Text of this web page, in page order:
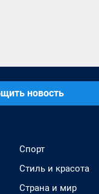
новость
Спорт
Стиль и красота
Страна и мир